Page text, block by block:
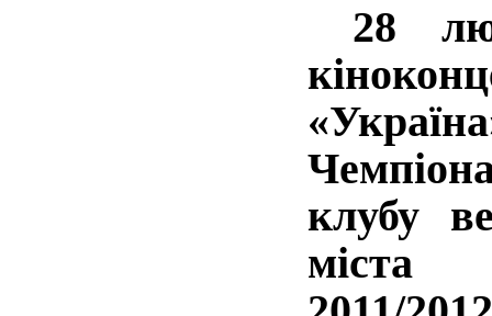
28
клубу
міста